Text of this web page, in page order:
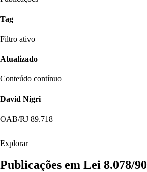
Tag
Filtro ativo
Atualizado
Conteúdo contínuo
David Nigri
OAB/RJ 89.718
Explorar
Publicações em Lei 8.078/90